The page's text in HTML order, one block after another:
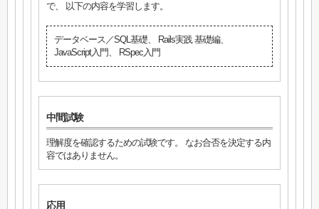
で、 以下の内容を学習します。
データベース／SQL基礎、 Rails実践 基礎編、
JavaScript入門、 RSpec入門
中間試験
理解度を確認するための試験です。 なお合否を決定する内
容ではありません。
応用